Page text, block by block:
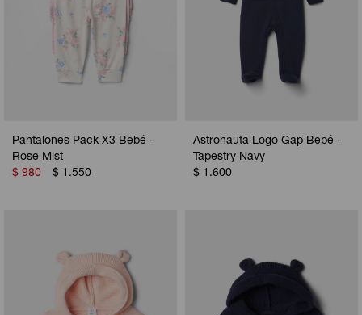
Pantalones Pack X3 Bebé -
Rose Mist
$ 980 $ 1.550
Astronauta Logo Gap Bebé -
Tapestry Navy
$ 1.600